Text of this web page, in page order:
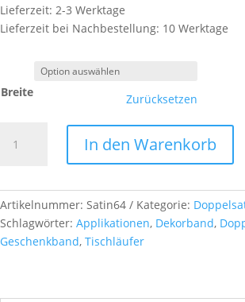
€ 16,15
Lieferzeit: 2-3 Werktage
Lieferzeit bei Nachbestellung: 10 Werktage
Breite Zurücksetzen
Doppelsatinband,
col.
Menge
In den Warenkorb
Artikelnummer: Satin64 Kategorie:
Schlagwörter: Applikationen, Dekorband,
Geschenkband, Tischläufer